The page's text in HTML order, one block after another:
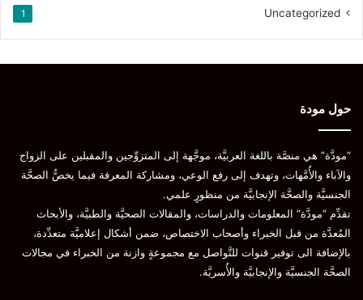
الامراض المنقولة جنسيا
سرطان عنق الرحم
فيروس الورم الحليمي البشري
لقاح فيروس الورم الحليمي البشري
Uncategorized
1
حول مودة
“مودَّة” هي منصَّة باللغة العربيَّة، موجَّهة إلى المتزوِّجين والمقبلين على الزواج
والآباء والأُمَّهات، وتهدف إلى رفع الوعي، ومشاركة المعرفة فيما يخصُّ الصحَّة
الجنسيَّة والصحَّة الإنجابيَّة من منظورٍ علمي.
تقدِّم “مودَّة” المعلومات والدراسات، والمقالات الصحيَّة والطبيَّة، والأبحاث
المُعدَّة من قبل الخبراء وأصحاب الاختصاص، ضمن أشكال إعلاميَّة متعدِّدة،
بالإضافة الى توفير قنوات للتَّواصل مع مجموعةٍ وازنة من الخبراء في مجالات
الصحَّة الجنسيَّة والإنجابيَّة والأُسريَّة.